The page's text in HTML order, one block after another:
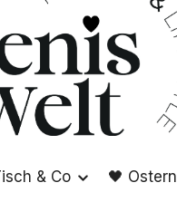
& Co 🖤 Ostern